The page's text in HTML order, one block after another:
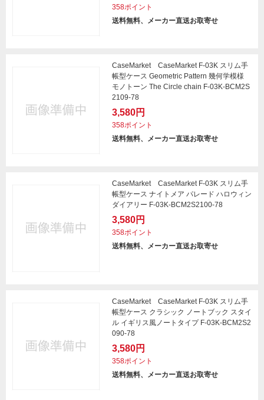
358ポイント
送料無料、メーカー直送お取寄せ
CaseMarket CaseMarket F-03K スリム手
帳型ケース Geometric Pattern 幾何学模様
モノトーン The Circle chain F-03K-BCM2S
2109-78
3,580円
358ポイント
送料無料、メーカー直送お取寄せ
CaseMarket CaseMarket F-03K スリム手
帳型ケース ナイトメア パレード ハロウィン
ダイアリー F-03K-BCM2S2100-78
3,580円
358ポイント
送料無料、メーカー直送お取寄せ
CaseMarket CaseMarket F-03K スリム手
帳型ケース クラシック ノートブック スタイ
ル イギリス風ノートタイプ F-03K-BCM2S2
090-78
3,580円
358ポイント
送料無料、メーカー直送お取寄せ